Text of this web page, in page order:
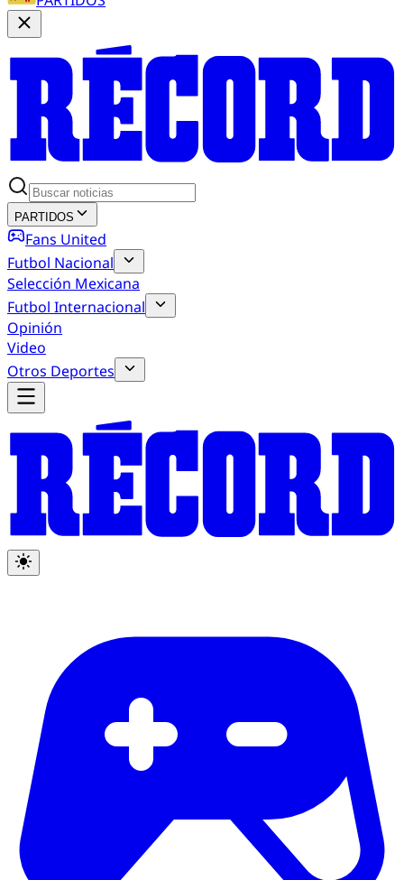
PARTIDOS
Fans United
Futbol Nacional
Selección Mexicana
Futbol Internacional
Opinión
Video
Otros Deportes